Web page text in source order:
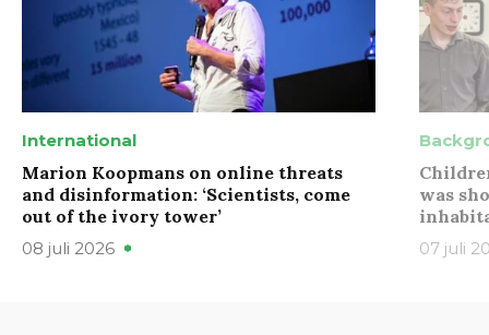
International
Marion Koopmans on online threats
and disinformation: ‘Scientists, come
out of the ivory tower’
08 juli 2026
was
07 juli